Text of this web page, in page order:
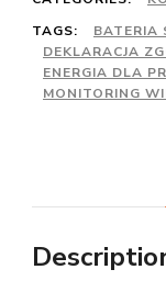
TAGS:
BATERIA
DEKLARACJA
ENERGIA DLA
MONITORING